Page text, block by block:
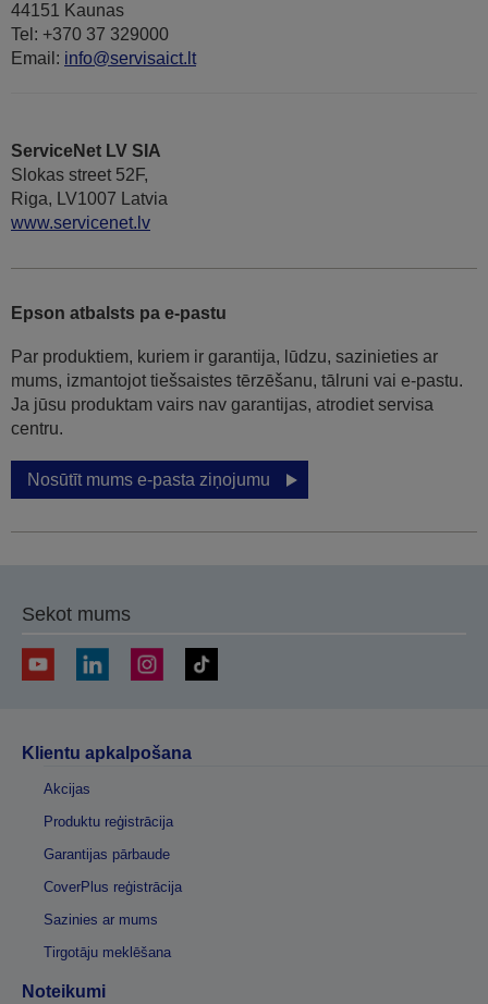
44151 Kaunas
Tel: +370 37 329000
Email: info@servisaict.lt
ServiceNet LV SIA
Slokas street 52F,
Riga, LV1007 Latvia
www.servicenet.lv
Epson atbalsts pa e-pastu
Par produktiem, kuriem ir garantija, lūdzu, sazinieties ar
mums, izmantojot tiešsaistes tērzēšanu, tālruni vai e-pastu.
Ja jūsu produktam vairs nav garantijas, atrodiet servisa
centru.
Nosūtīt mums e-pasta ziņojumu
Sekot mums
Klientu apkalpošana
Akcijas
Produktu reģistrācija
Garantijas pārbaude
CoverPlus reģistrācija
Sazinies ar mums
Tirgotāju meklēšana
Noteikumi